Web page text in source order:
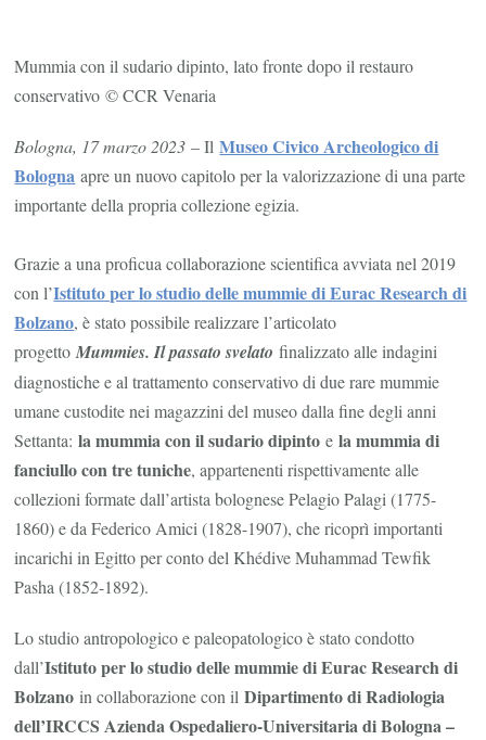
Bologna
Mummia con il sudario dipinto, lato fronte dopo il restauro
conservativo © CCR Venaria
Bologna, 17 marzo 2023 – IlMuseo Civico Archeologico di
Bologna apre un nuovo capitolo per la valorizzazione di una parte
importante della propria collezione egizia.
Grazie a una proficua collaborazione scientifica avviata nel 2019
con l’Istituto per lo studio delle mummie di Eurac Research di
Bolzano, è stato possibile realizzare l’articolato
progettoMummies. Il passato svelato finalizzato alle indagini
diagnostiche e al trattamento conservativo di due rare mummie
umane custodite nei magazzini del museo dalla fine degli anni
Settanta:la mummia con il sudario dipintoe la mummia di
fanciullo con tre tuniche, appartenenti rispettivamente alle
collezioni formate dall’artista bolognese Pelagio Palagi (1775-
1860) e da Federico Amici (1828-1907), che ricoprì importanti
incarichi in Egitto per conto del Khédive Muhammad Tewfik
Pasha (1852-1892).
Lo studio antropologico e paleopatologico è stato condotto
dall’Istituto per lo studio delle mummie di Eurac Research di
Bolzanoin collaborazione con ilDipartimento di Radiologia
dell’IRCCS Azienda Ospedaliero-Universitaria di Bologna –